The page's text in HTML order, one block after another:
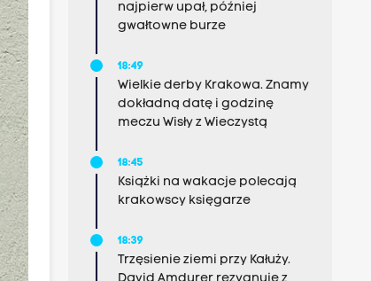
najpierw upał, później
gwałtowne burze
18:49
Wielkie derby Krakowa. Znamy
dokładną datę i godzinę
meczu Wisły z Wieczystą
18:45
Książki na wakacje polecają
krakowscy księgarze
18:39
Trzęsienie ziemi przy Kałuży.